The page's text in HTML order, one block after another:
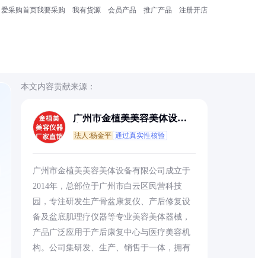
爱采购首页我要采购 我有货源 会员产品 推广产品 注册开店
本文内容贡献来源：
广州市金植美美容美体设备
法人:杨金平 通过真实性核验
广州市金植美美容美体设备有限公司成立于
2014年，总部位于广州市白云区民营科技
园，专注研发生产骨盆康复仪、产后修复设
备及盆底肌理疗仪器等专业美容美体器械，
产品广泛应用于产后康复中心与医疗美容机
构。公司集研发、生产、销售于一体，拥有